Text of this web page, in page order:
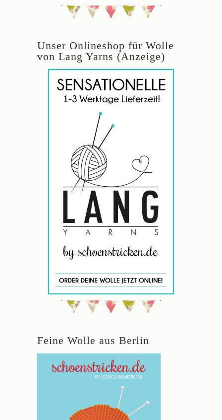
Unser Onlineshop für Wolle
von Lang Yarns (Anzeige)
Feine Wolle aus Berlin